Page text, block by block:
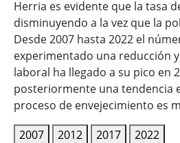
Herria es evidente que la tasa
disminuyendo a la vez que la
Desde 2007 hasta 2022 el
experimentado una reducción
laboral ha llegado a su pico en
posteriormente una tendencia
proceso de envejecimiento es
2007
2012 2017
2022